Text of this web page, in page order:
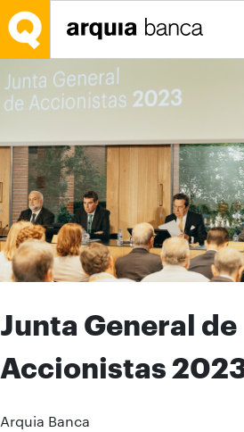
Saltar al contenido principal
Junta General de
Accionistas
Arquia Banca